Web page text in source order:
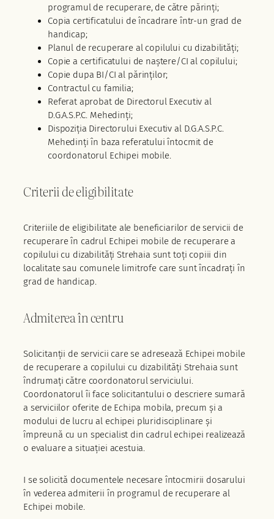
programul de recuperare, de către părinți;
Copia certificatului de încadrare într-un grad de
handicap;
Planul de recuperare al copilului cu dizabilități;
Copie a certificatului de naștere/CI al copilului;
Copie dupa BI/CI al părinților;
Contractul cu familia;
Referat aprobat de Directorul Executiv al
D.G.A.S.P.C. Mehedinți;
Dispoziția Directorului Executiv al D.G.A.S.P.C.
Mehedinți în baza referatului întocmit de
coordonatorul Echipei mobile.
Criterii de eligibilitate
Criteriile de eligibilitate ale beneficiarilor de servicii de
recuperare în cadrul Echipei mobile de recuperare a
copilului cu dizabilități Strehaia sunt toți copiii din
localitate sau comunele limitrofe care sunt încadrați în
grad de handicap.
Admiterea în centru
Solicitanții de servicii care se adresează Echipei mobile
de recuperare a copilului cu dizabilități Strehaia sunt
îndrumați către coordonatorul serviciului.
Coordonatorul îi face solicitantului o descriere sumară
a serviciilor oferite de Echipa mobila, precum și a
modului de lucru al echipei pluridisciplinare și
împreună cu un specialist din cadrul echipei realizează
o evaluare a situației acestuia.
I se solicită documentele necesare întocmirii dosarului
în vederea admiterii în programul de recuperare al
Echipei mobile.